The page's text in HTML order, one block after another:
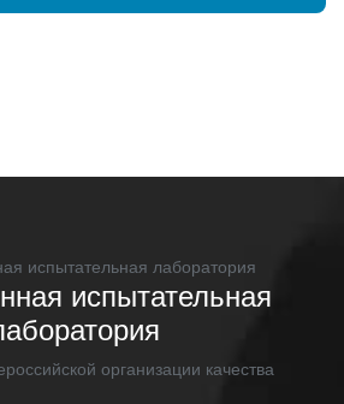
испытательная
организации качества